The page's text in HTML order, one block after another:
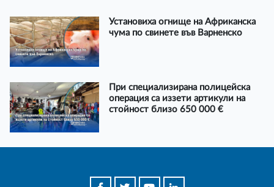
Установиха огнище на Африканска
чума по свинете във Варненско
При специализирана полицейска
операция са иззети артикули на
стойност близо 650 000 €